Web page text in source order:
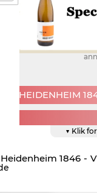
FC HEIDENHEIM
▼ Klik
Heidenheim 1846 -